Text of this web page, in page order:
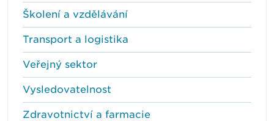
Školení a vzdělávání
Transport a logistika
Veřejný sektor
Vysledovatelnost
Zdravotnictví a farmacie